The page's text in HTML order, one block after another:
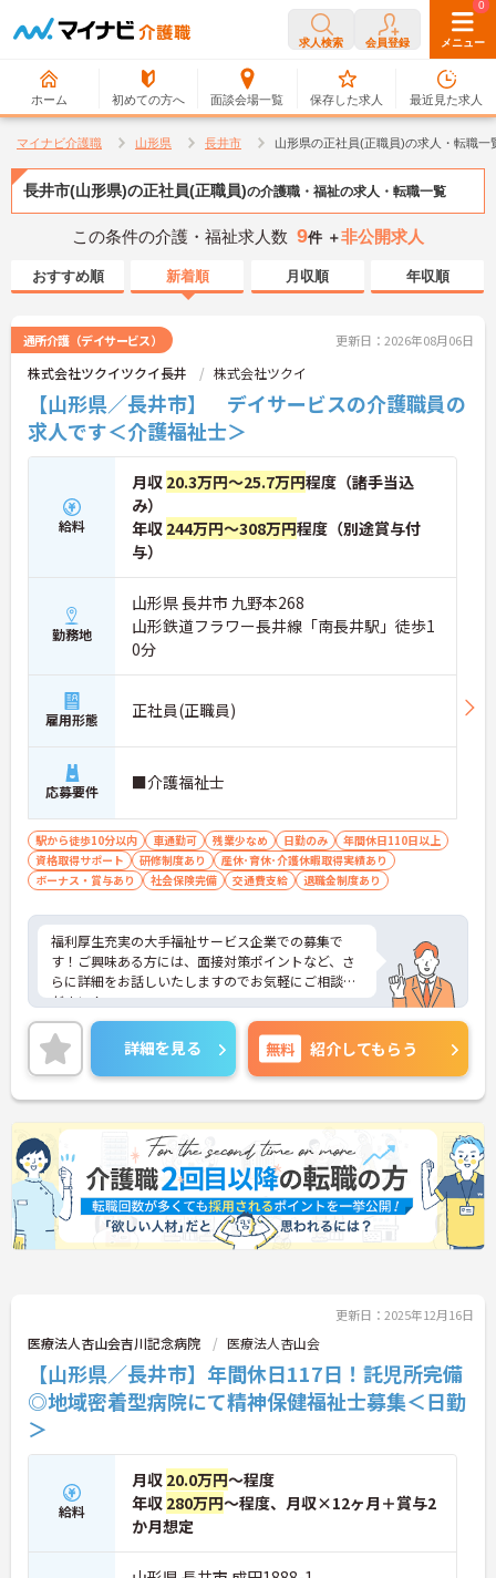
求人検索 会員登録 メニュー
ホーム 初めての方へ 面談会場一覧
0
保存した求人
0
最近見た求人
マイナビ介護職 山形県 長井市 山形県の正社員(正職員)の求人・転職一
長井市(山形県)の正社員(正職員)の介護職・福祉の求人・転職一覧
この条件の介護・福祉求人数 9件 ＋非公開求人
おすすめ順 新着順 月収順 年収順
通所介護（デイサービス） 更新日：2026年08月06日
株式会社ツクイツクイ長井 株式会社ツクイ
【山形県／長井市】 デイサービスの介護職員の
求人です＜介護福祉士＞
給料
月収 20.3万円～25.7万円程度（諸手当込
み）
年収 244万円～308万円程度（別途賞与付
与）
勤務地
山形県 長井市 九野本268
山形鉄道フラワー長井線「南長井駅」徒歩1
0分
雇用形態 正社員(正職員)
応募要件 ■介護福祉士
駅から徒歩10分以内 車通勤可 残業少なめ 日勤のみ
年間休日110日以上
資格取得サポート
研修制度あり
産休･育休･介護休暇取得実績あり
ボーナス・賞与あり
社会保険完備 交通費支給 退職金制度あり
福利厚生充実の大手福祉サービス企業での募集で
す！ご興味ある方には、面接対策ポイントなど、さ
らに詳細をお話しいたしますのでお気軽にご相談く
ださい！
詳細を見る 無料 紹介してもらう
更新日：2025年12月16日
医療法人杏山会吉川記念病院 医療法人杏山会
【山形県／長井市】年間休日117日！託児所完備
◎地域密着型病院にて精神保健福祉士募集＜日勤
＞
給料
月収 20.0万円～程度
年収 280万円～程度、月収×12ヶ月＋賞与2
か月想定